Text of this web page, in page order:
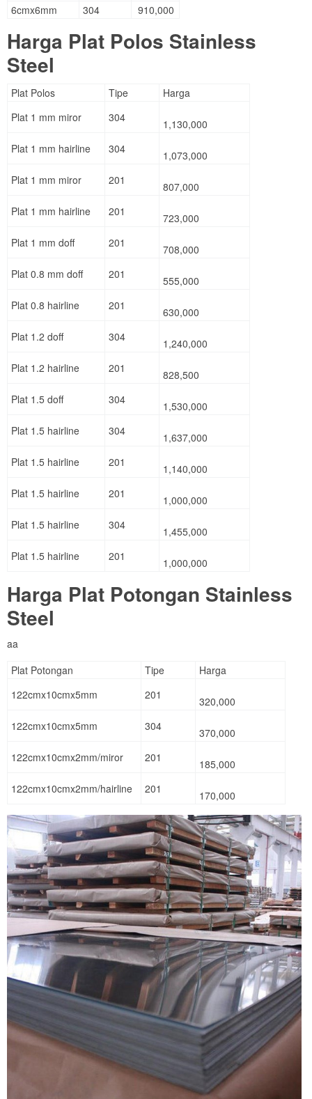
6cmx6mm
304 910,000
Harga Plat Polos Stainless
Steel
Plat Polos Tipe
Harga
Plat 1 mm miror
304
1,130,000
Plat 1 mm hairline
304
1,073,000
Plat 1 mm miror
201
807,000
Plat 1 mm hairline
201
723,000
Plat 1 mm doff
201
708,000
Plat 0.8 mm doff
201
555,000
Plat 0.8 hairline
201
630,000
Plat 1.2 doff
304
1,240,000
Plat 1.2 hairline
201
828,500
Plat 1.5 doff
304
1,530,000
Plat 1.5 hairline
304
1,637,000
Plat 1.5 hairline
201
1,140,000
Plat 1.5 hairline
201
1,000,000
Plat 1.5 hairline
304
1,455,000
Plat 1.5 hairline
201 1,000,000
Harga Plat Potongan Stainless
Steel
aa
Plat Potongan
Tipe
Harga
122cmx10cmx5mm
201
320,000
122cmx10cmx5mm
304
370,000
122cmx10cmx2mm/miror
201
185,000
122cmx10cmx2mm/hairline
201 170,000